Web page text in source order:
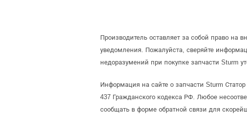
Производитель оставляет за собой право на
уведомления. Пожалуйста, сверяйте
недоразумений при покупке запчасти Sturm
Информация на сайте о запчасти Sturm
437 Гражданского кодекса РФ. Любое
сообщать в форме обратной связи для